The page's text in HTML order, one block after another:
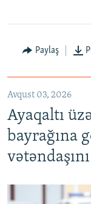
Paylaş
Avqust 03, 2026
Ayaqaltı
bayrağına